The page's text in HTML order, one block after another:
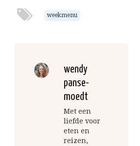
weekmenu
wendy
panse-
moedt
Met een
liefde voor
eten en
reizen,